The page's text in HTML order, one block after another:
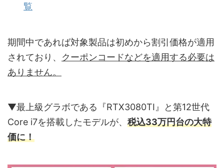
覧
期間中であれば対象製品は初めから割引価格が適用
されており、 クーポンコードなどを適用する必要は
ありません。
▼最上級グラボである『RTX3080TI』と第12世代
Core i7を搭載したモデルが、 税込33万円台の大特
価に！